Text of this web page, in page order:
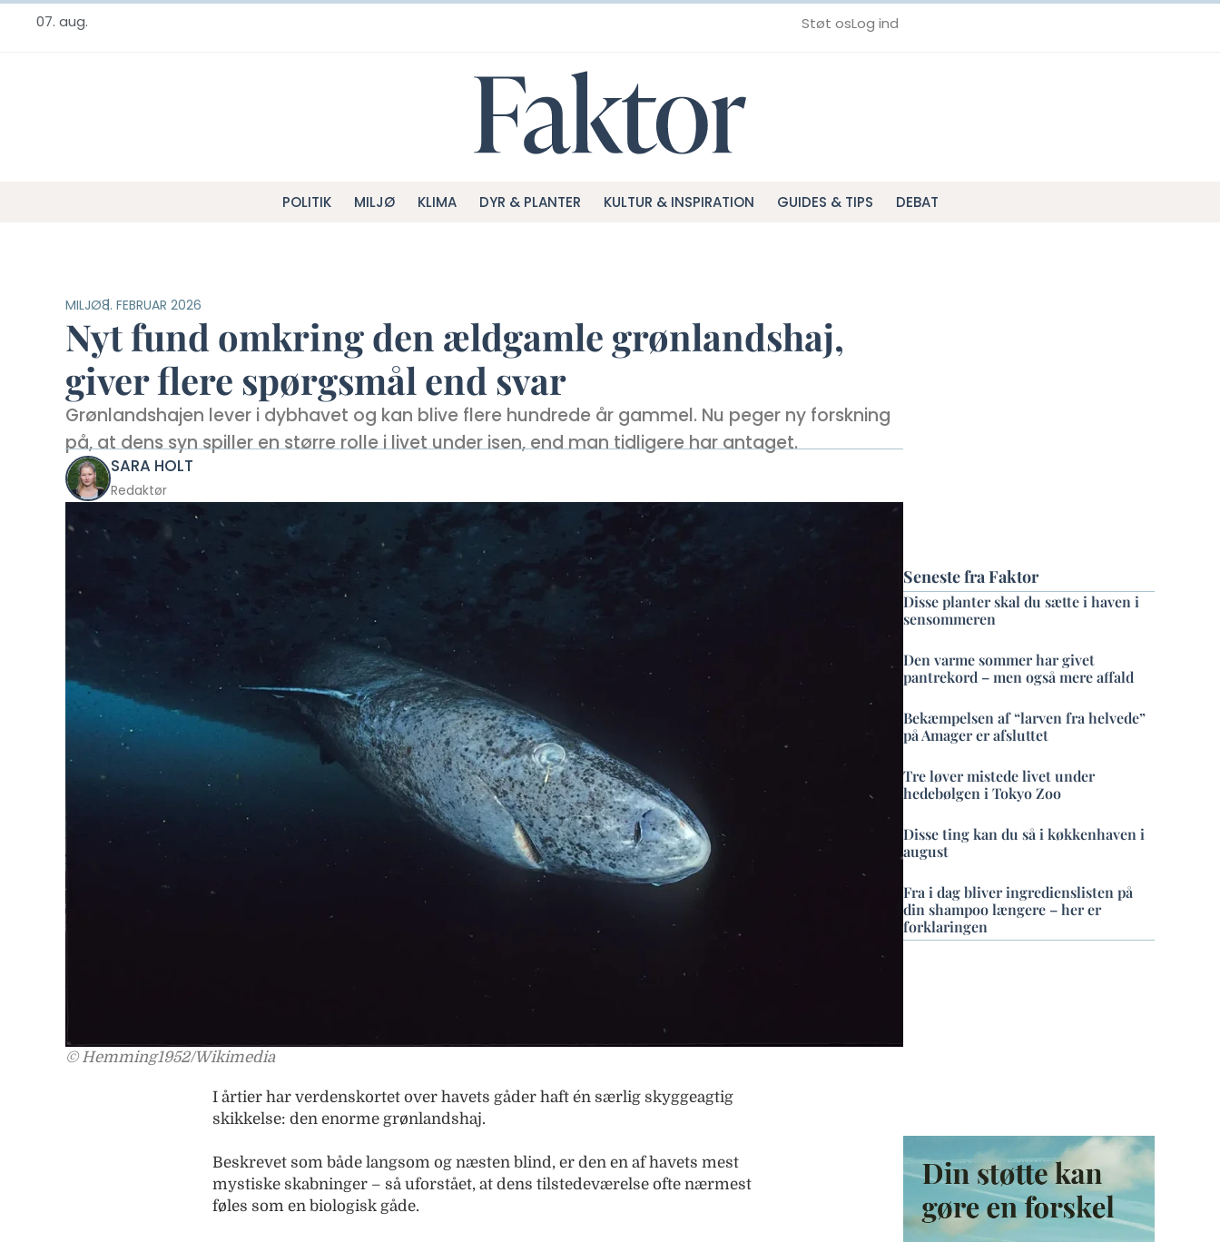
07. aug. Støt osLog ind
POLITIK MILJØ KLIMA DYR & PLANTER KULTUR & INSPIRATION GUIDES & TIPS DEBAT
MILJØ8. FEBRUAR 2026
Nyt fund omkring den ældgamle grønlandshaj,
giver flere spørgsmål end svar
Grønlandshajen lever i dybhavet og kan blive flere hundrede år gammel. Nu peger ny forskning
på, at dens syn spiller en større rolle i livet under isen, end man tidligere har antaget.
SARA HOLT
Redaktør
© Hemming1952/Wikimedia
I årtier har verdenskortet over havets gåder haft én særlig skyggeagtig
skikkelse: den enorme grønlandshaj.
Beskrevet som både langsom og næsten blind, er den en af havets mest
mystiske skabninger – så uforstået, at dens tilstedeværelse ofte nærmest
føles som en biologisk gåde.
Seneste fra Faktor
Disse planter skal du sætte i haven i
sensommeren
Den varme sommer har givet
pantrekord – men også mere affald
Bekæmpelsen af “larven fra helvede”
på Amager er afsluttet
Tre løver mistede livet under
hedebølgen i Tokyo Zoo
Disse ting kan du så i køkkenhaven i
august
Fra i dag bliver ingredienslisten på
din shampoo længere – her er
forklaringen